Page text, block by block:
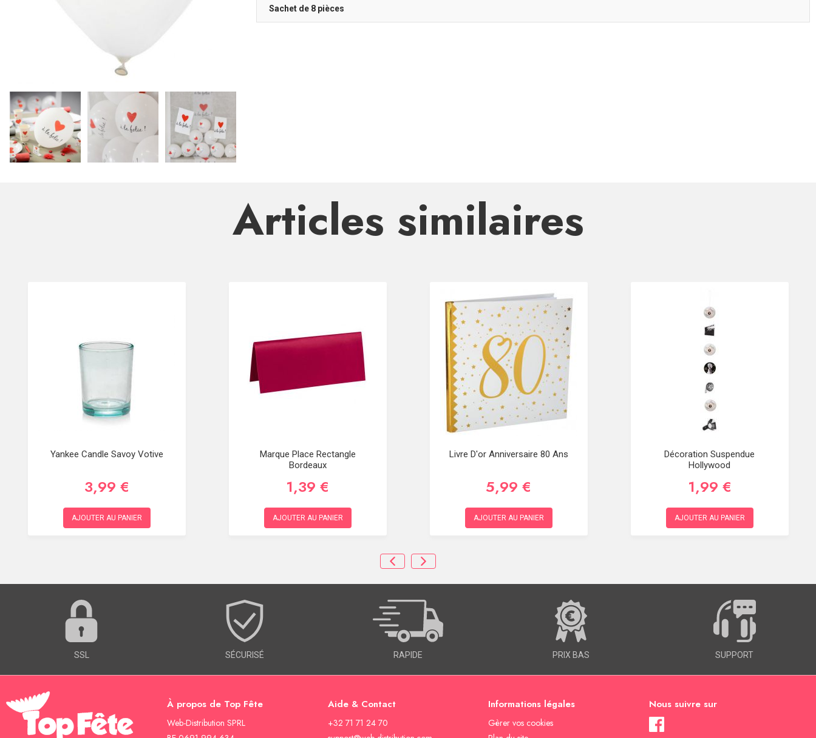
Sachet de 8 pièces
Articles similaires
Yankee Candle Savoy Votive
3,99 €
AJOUTER AU PANIER
Marque Place Rectangle
Bordeaux
1,39 €
AJOUTER AU PANIER
Livre D'or Anniversaire 80 Ans
5,99 €
AJOUTER AU PANIER
Décoration Suspendue
Hollywood
1,99 €
AJOUTER AU PANIER
SSL SÉCURISÉ RAPIDE PRIX BAS SUPPORT
À propos de Top Fête
Web-Distribution SPRL
Aide & Contact
+32 71 71 24 70
Informations légales
Gèrer vos cookies
Nous suivre sur